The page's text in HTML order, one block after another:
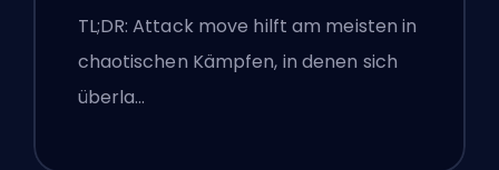
TL;DR: Attack move hilft am meisten in
chaotischen Kämpfen, in denen sich
überla…